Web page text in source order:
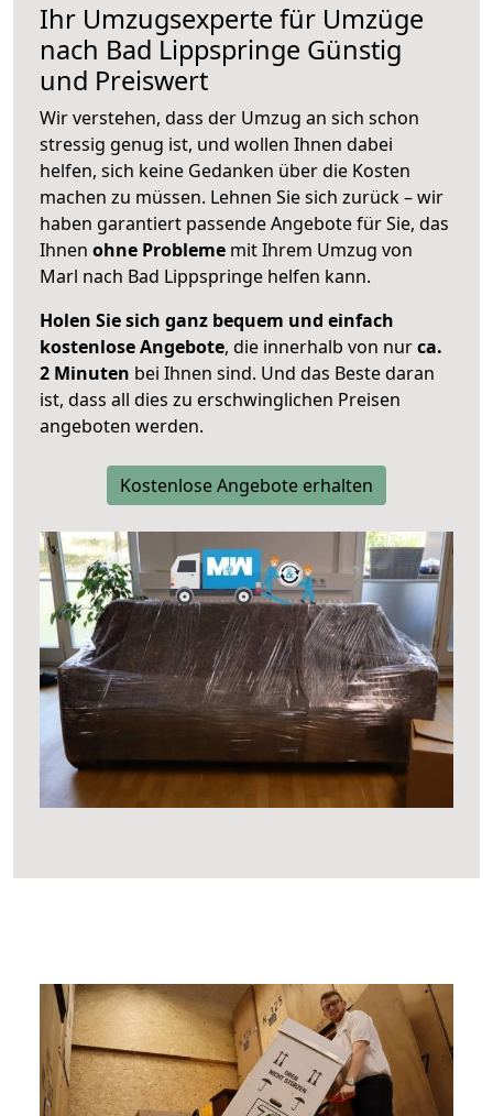
Ihr Umzugsexperte für Umzüge
nach Bad Lippspringe Günstig
und Preiswert
Wir verstehen, dass der Umzug an sich schon
stressig genug ist, und wollen Ihnen dabei
helfen, sich keine Gedanken über die Kosten
machen zu müssen. Lehnen Sie sich zurück – wir
haben garantiert passende Angebote für Sie, das
Ihnen ohne Probleme mit Ihrem Umzug von
Marl nach Bad Lippspringe helfen kann.
Holen Sie sich ganz bequem und einfach
kostenlose Angebote, die innerhalb von nurca.
2 Minuten bei Ihnen sind. Und das Beste daran
ist, dass all dies zu erschwinglichen Preisen
angeboten werden.
Kostenlose Angebote erhalten